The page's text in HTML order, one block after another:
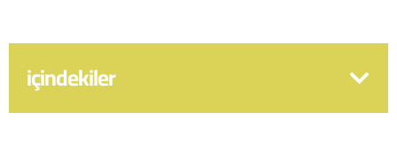
içindekiler